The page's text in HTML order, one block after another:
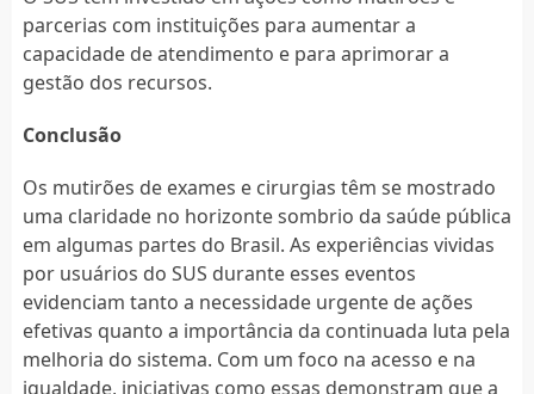
parcerias com instituições para aumentar a
capacidade de atendimento e para aprimorar a
gestão dos recursos.
Conclusão
Os mutirões de exames e cirurgias têm se mostrado
uma claridade no horizonte sombrio da saúde pública
em algumas partes do Brasil. As experiências vividas
por usuários do SUS durante esses eventos
evidenciam tanto a necessidade urgente de ações
efetivas quanto a importância da continuada luta pela
melhoria do sistema. Com um foco na acesso e na
igualdade, iniciativas como essas demonstram que a